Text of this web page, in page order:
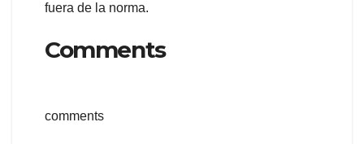
fuera de la norma.
Comments
comments